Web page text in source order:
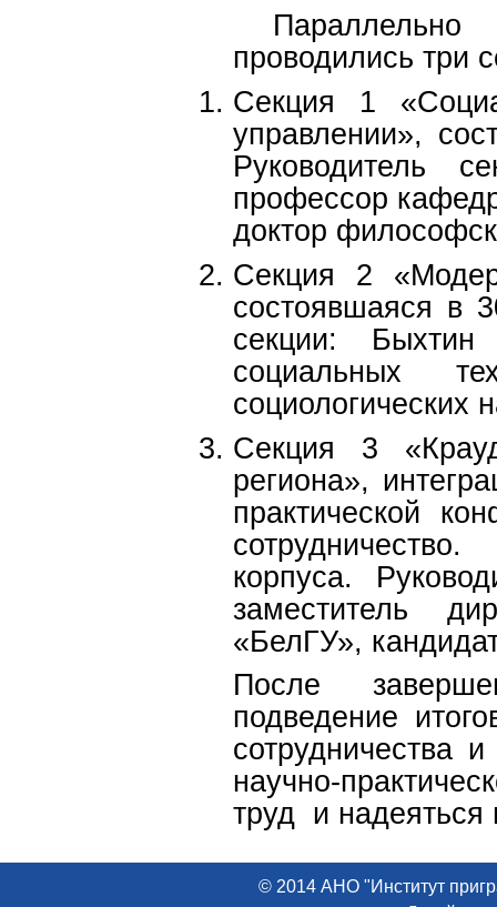
Параллельно
проводились три
Секция 1
управлении»,
Руководитель
профессор
доктор
Секция 2
состоявшаяся в
секции:
социальных
социологических
Секция 3
региона»,
практической
корпуса.
заместитель
«БелГУ»,
После
подведение
сотрудничества
научно-
труд и
© 2014 АНО "Институт